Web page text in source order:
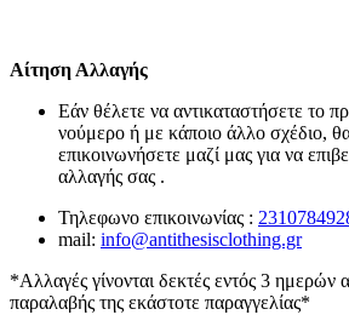
Αίτηση Αλλαγής
Εάν θέλετε να αντικαταστήσετε το
νούμερο ή με κάποιο άλλο σχέδιο,
επικοινωνήσετε μαζί μας για να
αλλαγής σας .
Τηλεφωνο επικοινωνίας :
mail: info@antithesisclothing.gr
*Αλλαγές γίνονται δεκτές εντός 3 ημερών
παραλαβής της εκάστοτε παραγγελίας*